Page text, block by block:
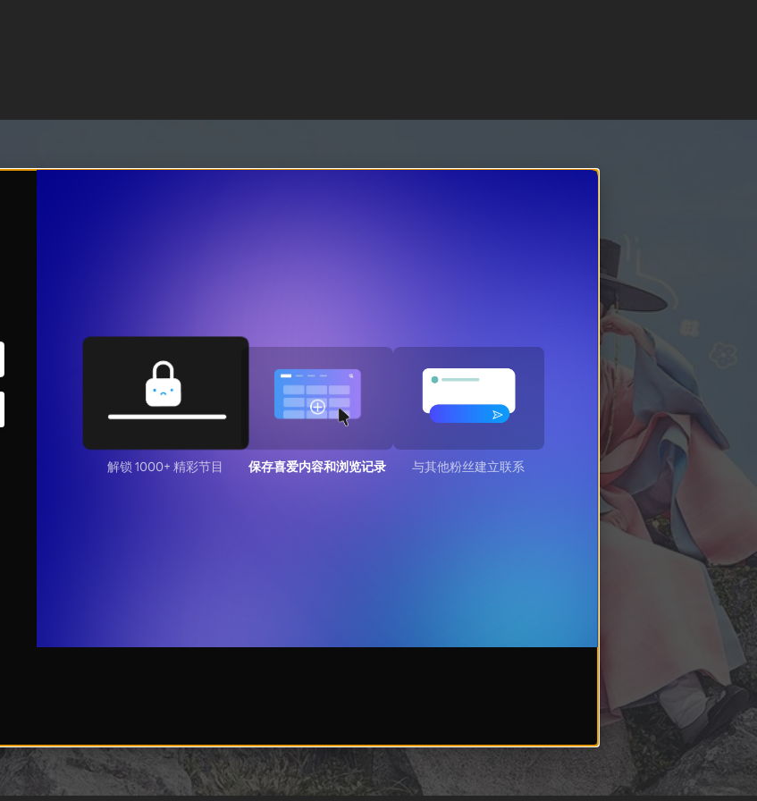
解锁 1000+ 精彩节目 保存喜爱内容和浏览记录 与其他粉丝建立联系